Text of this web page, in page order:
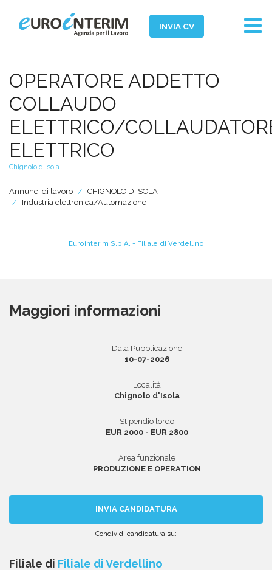
INVIA CV
Chi Siamo
Aziende
Persone
Servizi
Filiali
Domande e Risposte
Area riservata
INVIA CV
OPERATORE ADDETTO
COLLAUDO
ELETTRICO/
ELETTRICO
Chignolo d'Isola
Annunci di lavoro
CHIGNOLO D'ISOLA
Industria elettronica/Automazione
Eurointerim S.p.A. - Filiale di Verdellino
Maggiori informazioni
Data Pubblicazione
10-07-2026
Località
Chignolo d'Isola
Stipendio lordo
EUR 2000 - EUR 2800
Area funzionale
PRODUZIONE E OPERATION
INVIA CANDIDATURA
Condividi candidatura su:
email
Facebook
Twitter
Linkedin
WhatsApp
Filiale di Filiale di Verdellino